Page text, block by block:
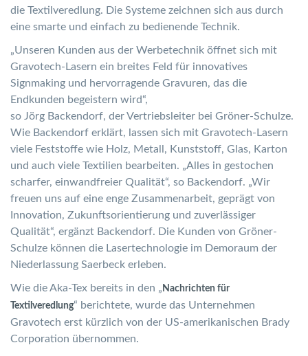
die Textilveredlung. Die Systeme zeichnen sich aus durch
eine smarte und einfach zu bedienende Technik.
„Unseren Kunden aus der Werbetechnik öffnet sich mit
Gravotech-Lasern ein breites Feld für innovatives
Signmaking und hervorragende Gravuren, das die
Endkunden begeistern wird“,
so Jörg Backendorf, der Vertriebsleiter bei Gröner-Schulze.
Wie Backendorf erklärt, lassen sich mit Gravotech-Lasern
viele Feststoffe wie Holz, Metall, Kunststoff, Glas, Karton
und auch viele Textilien bearbeiten. „Alles in gestochen
scharfer, einwandfreier Qualität“, so Backendorf. „Wir
freuen uns auf eine enge Zusammenarbeit, geprägt von
Innovation, Zukunftsorientierung und zuverlässiger
Qualität“, ergänzt Backendorf. Die Kunden von Gröner-
Schulze können die Lasertechnologie im Demoraum der
Niederlassung Saerbeck erleben.
Wie die Aka-Tex bereits in den „ Nachrichten für
Textilveredlung“ berichtete, wurde das Unternehmen
Gravotech erst kürzlich von der US-amerikanischen Brady
Corporation übernommen.